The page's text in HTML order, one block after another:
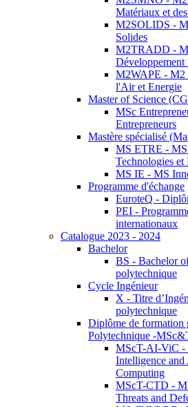
Matériaux et
M2SOLIDS -
Solides
M2TRADD -
Développement
M2WAPE - M2
l'Air et Energie
Master of Science
MSc
Entrepreneurs
Mastère spécialisé
MS ETRE - MS
Technologies et
MS IE - MS
Programme d'échange
EuroteQ -
PEI -
internationaux
Catalogue 2023 - 2024
Bachelor
BS - Bachelor
polytechnique
Cycle Ingénieur
X - Titre
polytechnique
Diplôme de formation
Polytechnique -
MScT-AI-ViC -
Intelligence
Computing
MScT-CTD -
Threats and